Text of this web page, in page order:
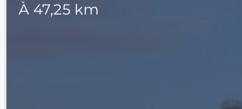
À 47,25 km